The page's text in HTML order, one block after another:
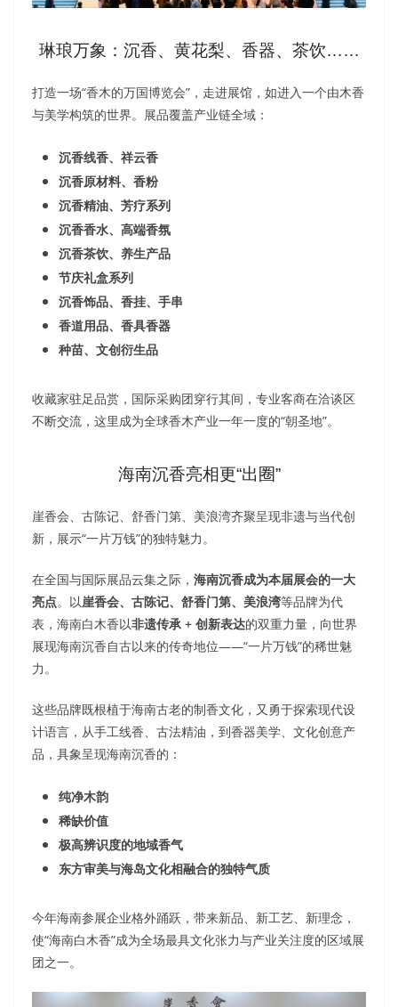
琳琅万象：沉香、黄花梨、香器、茶饮……
打造一场“香木的万国博览会”，走进展馆，如进入一个由木香
与美学构筑的世界。展品覆盖产业链全域：
沉香线香、祥云香
沉香原材料、香粉
沉香精油、芳疗系列
沉香香水、高端香氛
沉香茶饮、养生产品
节庆礼盒系列
沉香饰品、香挂、手串
香道用品、香具香器
种苗、文创衍生品
收藏家驻足品赏，国际采购团穿行其间，专业客商在洽谈区
不断交流，这里成为全球香木产业一年一度的“朝圣地”。
海南沉香亮相更“出圈”
崖香会、古陈记、舒香门第、美浪湾齐聚呈现非遗与当代创
新，展示“一片万钱”的独特魅力。
在全国与国际展品云集之际， 海南沉香成为本届展会的一大
亮点。以崖香会、古陈记、舒香门第、美浪湾等品牌为代
表，海南白木香以非遗传承 + 创新表达的双重力量，向世界
展现海南沉香自古以来的传奇地位——“一片万钱”的稀世魅
力。
这些品牌既根植于海南古老的制香文化，又勇于探索现代设
计语言，从手工线香、古法精油，到香器美学、文化创意产
品，具象呈现海南沉香的：
纯净木韵
稀缺价值
极高辨识度的地域香气
东方审美与海岛文化相融合的独特气质
今年海南参展企业格外踊跃，带来新品、新工艺、新理念，
使“海南白木香”成为全场最具文化张力与产业关注度的区域展
团之一。